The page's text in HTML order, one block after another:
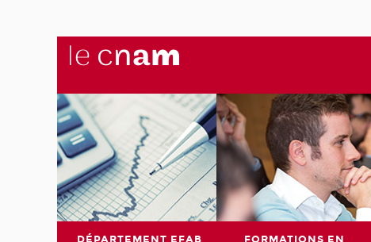
DÉPARTEMENT EFAB
FORMATIONS EN